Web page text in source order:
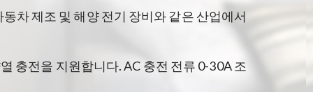
차 제조 및 해양 전기 장비와 같은 산업에서
충전을 지원합니다. AC 충전 전류 0-30A 조